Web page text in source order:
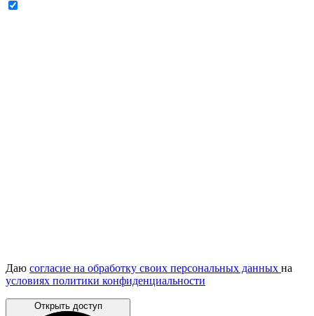
Даю согласие на обработку своих персональных данных на
условиях политики конфиденциальности
Открыть доступ